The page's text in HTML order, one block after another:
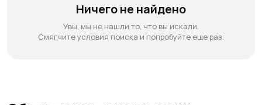
Ничего не найдено
Увы, мы не нашли то, что вы искали.
Смягчите условия поиска и попробуйте еще раз.